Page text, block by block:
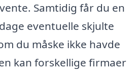
Samtidig får du en
eventuelle skjulte
du måske ikke havde
kan forskellige firmaer